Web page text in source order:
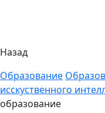
Назад
Образование
исскуственного
образование